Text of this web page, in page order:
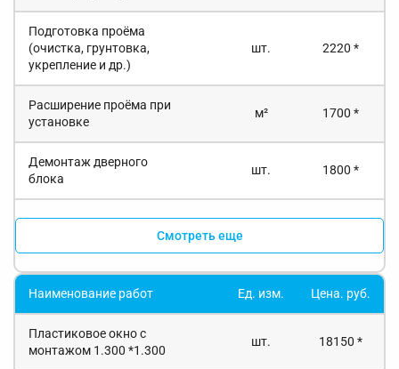
Подготовка проёма
(очистка, грунтовка,
укрепление и др.)
шт. 2220 *
Расширение проёма при
установке
м² 1700 *
Демонтаж дверного
блока
шт. 1800 *
Смотреть еще
Наименование работ Ед. изм. Цена. руб.
Пластиковое окно с
монтажом 1.300 *1.300
шт. 18150 *